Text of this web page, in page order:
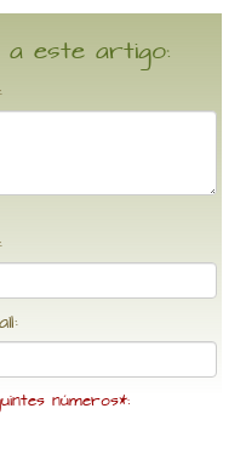
este artigo:
números*: